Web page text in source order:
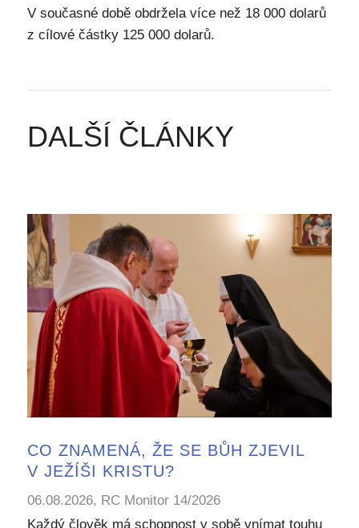
V současné době obdržela více než 18 000 dolarů
z cílové částky 125 000 dolarů.
DALŠÍ ČLÁNKY
CO ZNAMENÁ, ŽE SE BŮH ZJEVIL
V JEŽÍŠI KRISTU?
06.08.2026, RC Monitor 14/2026
Každý člověk má schopnost v sobě vnímat touhu